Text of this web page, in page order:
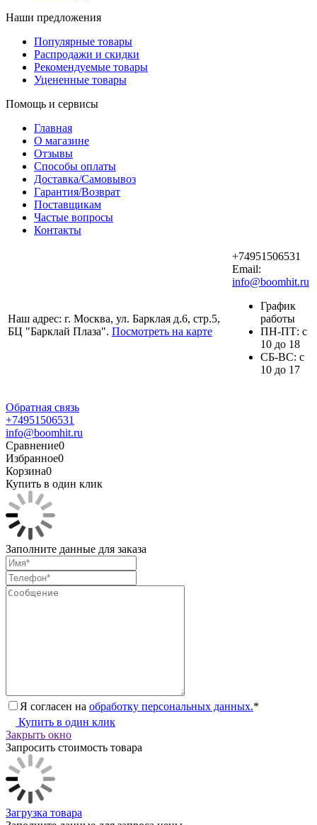
Наши предложения
Популярные товары
Распродажи и скидки
Рекомендуемые товары
Уцененные товары
Помощь и сервисы
Главная
О магазине
Отзывы
Способы оплаты
Доставка/Самовывоз
Гарантия/Возврат
Поставщикам
Частые вопросы
Контакты
Наш адрес: г. Москва, ул. Барклая д.6, стр.5,
БЦ "Барклай Плаза". Посмотреть на карте
+74951506531
Email:
info@boomhit.ru
График
работы
ПH-ПТ: с
10 до 18
СБ-ВС: с
10 до 17
Обратная связь
+74951506531
info@boomhit.ru
Сравнение0
Избранное0
Корзина0
Купить в один клик
Заполните данные для заказа
Я согласен на обработку персональных данных.*
Купить в один клик
Закрыть окно
Запросить стоимость товара
Загрузка товара